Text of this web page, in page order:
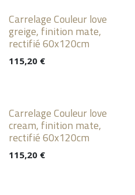
Carrelage Couleur love
greige, finition mate,
rectifié 60x120cm
115,20 €
Carrelage Couleur love
cream, finition mate,
rectifié 60x120cm
115,20 €